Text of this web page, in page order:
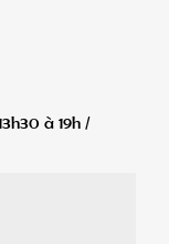
à 19h /